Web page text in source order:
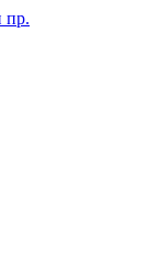
пр.